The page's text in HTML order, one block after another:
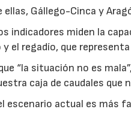
ellas, Gállego-Cinca y
indicadores miden la
el regadío, que
“la situación no es
caja de caudales
escenario actual es más